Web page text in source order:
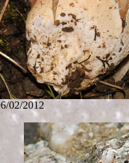
02/2012